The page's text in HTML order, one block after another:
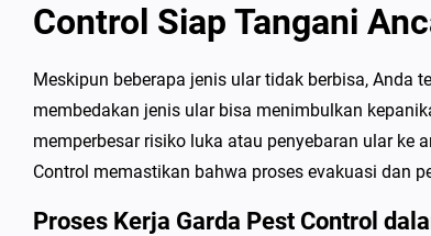
Control Siap Tangani
Meskipun beberapa jenis ular tidak berbisa, Anda
membedakan jenis ular bisa menimbulkan
memperbesar risiko luka atau penyebaran ular ke
Control memastikan bahwa proses evakuasi dan
Proses Kerja Garda Pest Control